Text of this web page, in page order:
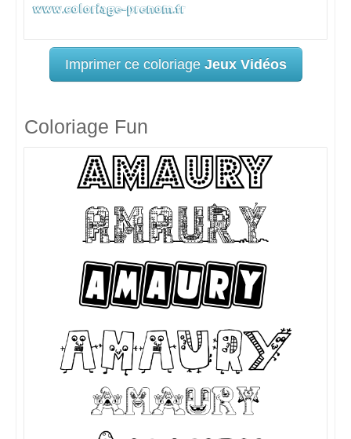
Imprimer ce coloriage Jeux Vidéos
Coloriage Fun